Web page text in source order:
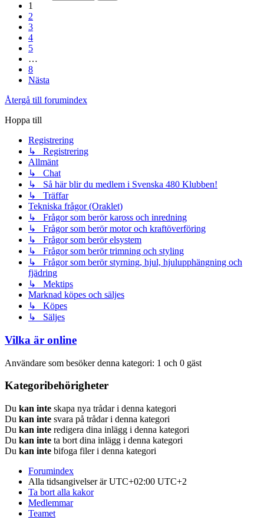
1
2
3
4
5
…
8
Nästa
Återgå till forumindex
Hoppa till
Registrering
↳ Registrering
Allmänt
↳ Chat
↳ Så här blir du medlem i Svenska 480 Klubben!
↳ Träffar
Tekniska frågor (Oraklet)
↳ Frågor som berör kaross och inredning
↳ Frågor som berör motor och kraftöverföring
↳ Frågor som berör elsystem
↳ Frågor som berör trimning och styling
↳ Frågor som berör styrning, hjul, hjulupphängning och
fjädring
↳ Mektips
Marknad köpes och säljes
↳ Köpes
↳ Säljes
Vilka är online
Användare som besöker denna kategori: 1 och 0 gäst
Kategoribehörigheter
Du kan inte skapa nya trådar i denna kategori
Du kan inte svara på trådar i denna kategori
Du kan inte redigera dina inlägg i denna kategori
Du kan inte ta bort dina inlägg i denna kategori
Du kan inte bifoga filer i denna kategori
Forumindex
Alla tidsangivelser är UTC+02:00 UTC+2
Ta bort alla kakor
Medlemmar
Teamet